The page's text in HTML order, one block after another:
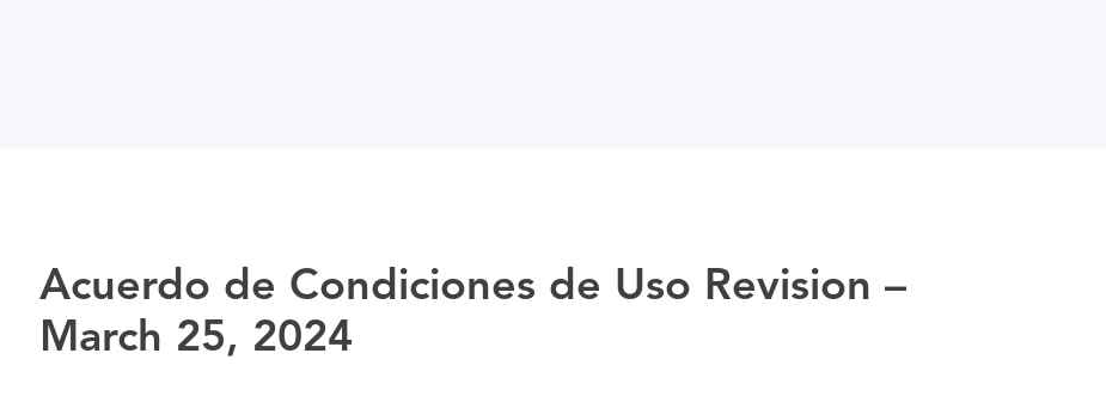
Acuerdo de Condiciones de Uso Revision –
March 25, 2024